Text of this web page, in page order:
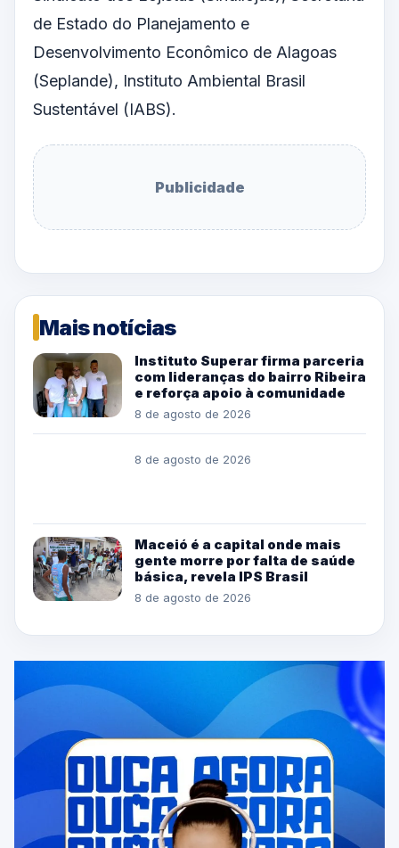
de Estado do Planejamento e
Desenvolvimento Econômico de Alagoas
(Seplande), Instituto Ambiental Brasil
Sustentável (IABS).
Publicidade
Mais notícias
Instituto Superar firma parceria
com lideranças do bairro Ribeira
e reforça apoio à comunidade
8 de agosto de 2026
8 de agosto de 2026
Maceió é a capital onde mais
gente morre por falta de saúde
básica, revela IPS Brasil
8 de agosto de 2026